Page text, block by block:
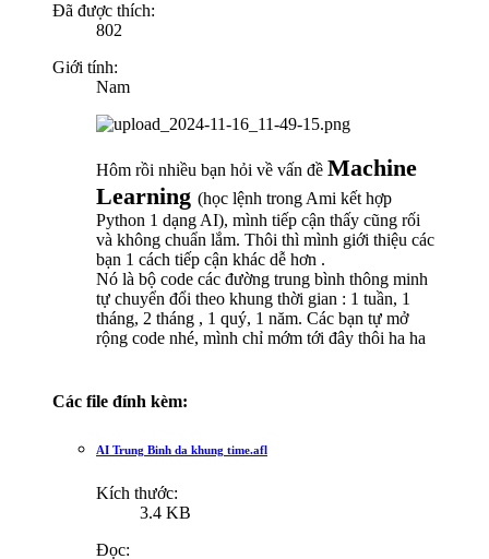
Đã được thích:
802
Giới tính:
Nam
Hôm rồi nhiều bạn hỏi về vấn đề Machine
Learning (học lệnh trong Ami kết hợp
Python 1 dạng AI), mình tiếp cận thấy cũng rối
và không chuẩn lắm. Thôi thì mình giới thiệu các
bạn 1 cách tiếp cận khác dễ hơn .
Nó là bộ code các đường trung bình thông minh
tự chuyển đổi theo khung thời gian : 1 tuần, 1
tháng, 2 tháng , 1 quý, 1 năm. Các bạn tự mở
rộng code nhé, mình chỉ mớm tới đây thôi ha ha
Các file đính kèm:
AI Trung Binh da khung time.afl
Kích thước:
3.4 KB
Đọc: